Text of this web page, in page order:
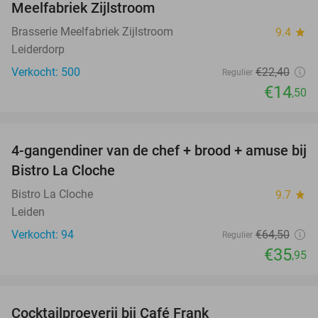
Meelfabriek Zijlstroom
Brasserie Meelfabriek Zijlstroom 9.4 star
Leiderdorp
Verkocht: 500
Regulier €22,40
€14,50
44%
4-gangendiner van de chef + brood + amuse bij
Bistro La Cloche
Bistro La Cloche 9.7 star
Leiden
Verkocht: 94
Regulier €64,50
€35,95
Cocktailproeverij bij Café Frank